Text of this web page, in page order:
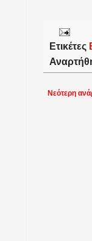
Ετικέτες
Νεότερη